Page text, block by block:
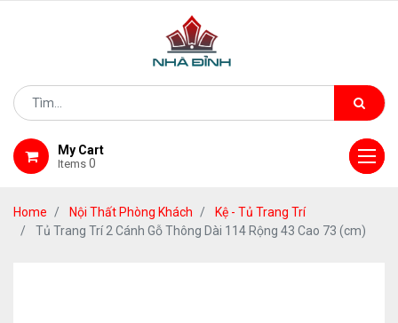
My Cart
Items 0
Home Nội Thất Phòng Khách
Kệ - Tủ Trang Trí
Tủ Trang Trí 2 Cánh Gỗ Thông Dài 114 Rộng 43 Cao 73 (cm)